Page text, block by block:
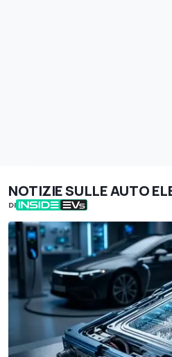
NOTIZIE SULLE AUTO
DI